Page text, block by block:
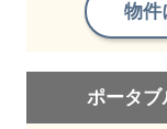
物件
ポータブ